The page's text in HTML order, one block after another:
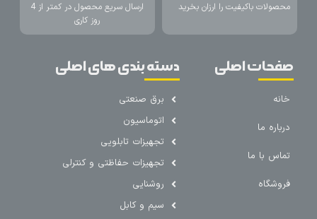
محصولات باکیفیت را ارزان بخرید
ارسال سریع محصول در کمتر از 4
روز کاری
صفحات اصلی
خانه
درباره ما
تماس با ما
فروشگاه
دسته بندی های اصلی
برق صنعتی
اتوماسیون
تجهیزات تابلویی
تجهیزات حفاظتی و کنترلی
روشنایی
سیم و کابل